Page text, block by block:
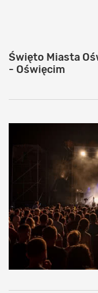
Święto Miasta
- Oświęcim